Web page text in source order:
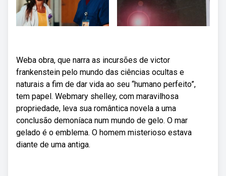
Weba obra, que narra as incursões de victor
frankenstein pelo mundo das ciências ocultas e
naturais a fim de dar vida ao seu “humano perfeito”,
tem papel. Webmary shelley, com maravilhosa
propriedade, leva sua romântica novela a uma
conclusão demoníaca num mundo de gelo. O mar
gelado é o emblema. O homem misterioso estava
diante de uma antiga.